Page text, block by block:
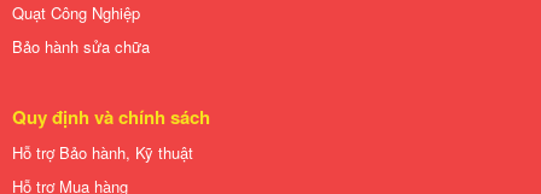
Quạt Công Nghiệp
Bảo hành sửa chữa
Quy định và chính sách
Hỗ trợ Bảo hành, Kỹ thuật
Hỗ trợ Mua hàng